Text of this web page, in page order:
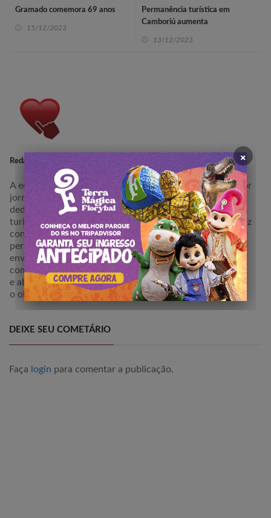
Gramado comemora 69 anos
15/12/2023
Permanência turística em
Camboriú aumenta
13/12/2023
Redação Portal de Viagem
A equipe da redação do Portal de VIagem é composta por
jornalistas e editores altamente especializados,
dedicados a produzir conteúdo de excelência focado no
turismo em âmbito regional e nacional. Nossa equipe traz
consigo um profundo conhecimento e paixão pelo setor,
permitindo-nos oferecer informações abrangentes e
envolventes para os nossos leitores. Estamos
comprometidos em proporcionar uma perspectiva única
e abalizada sobre destinos, atrações e experiências, com
o objetivo de inspirar e guiar viajantes em suas jornadas.
DEIXE SEU COMETÁRIO
Faça login para comentar a publicação.
×